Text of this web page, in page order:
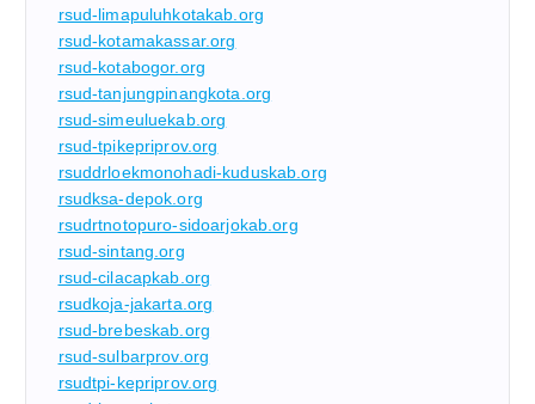
rsud-limapuluhkotakab.org
rsud-kotamakassar.org
rsud-kotabogor.org
rsud-tanjungpinangkota.org
rsud-simeuluekab.org
rsud-tpikepriprov.org
rsuddrloekmonohadi-kuduskab.org
rsudksa-depok.org
rsudrtnotopuro-sidoarjokab.org
rsud-sintang.org
rsud-cilacapkab.org
rsudkoja-jakarta.org
rsud-brebeskab.org
rsud-sulbarprov.org
rsudtpi-kepriprov.org